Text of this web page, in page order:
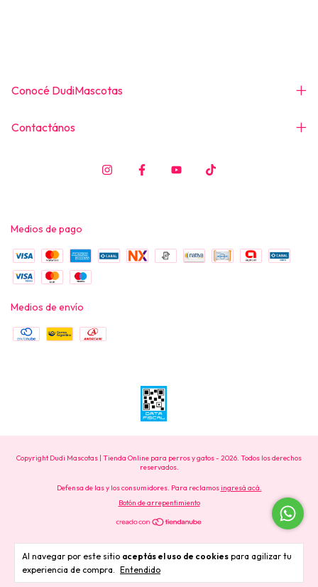
Al navegar por este sitio aceptás el uso de cookies para agilizar tu
experiencia de compra. Entendido
Conocé DudiMascotas
Contactános
Medios de pago
Medios de envío
Copyright Dudi Mascotas | Tienda Online para perros y gatos - 2026. Todos los derechos
reservados.
Defensa de las y los consumidores. Para reclamosingresá acá.
Botón de arrepentimiento